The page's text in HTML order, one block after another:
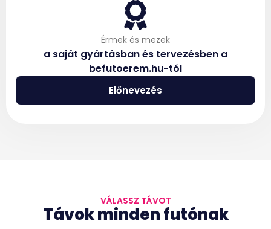
Érmek és mezek
a saját gyártásban és tervezésben a
befutoerem.hu-tól
Előnevezés
VÁLASSZ TÁVOT
Távok minden futónak